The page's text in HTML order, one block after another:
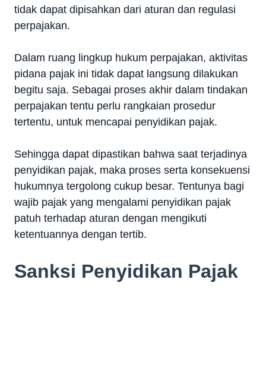
tidak dapat dipisahkan dari aturan dan regulasi
perpajakan.
Dalam ruang lingkup hukum perpajakan, aktivitas
pidana pajak ini tidak dapat langsung dilakukan
begitu saja. Sebagai proses akhir dalam tindakan
perpajakan tentu perlu rangkaian prosedur
tertentu, untuk mencapai penyidikan pajak.
Sehingga dapat dipastikan bahwa saat terjadinya
penyidikan pajak, maka proses serta konsekuensi
hukumnya tergolong cukup besar. Tentunya bagi
wajib pajak yang mengalami penyidikan pajak
patuh terhadap aturan dengan mengikuti
ketentuannya dengan tertib.
Sanksi Penyidikan Pajak